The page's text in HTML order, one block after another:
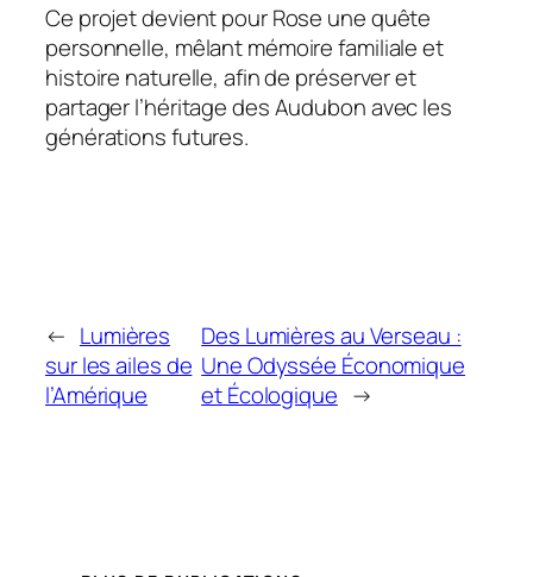
Ce projet devient pour Rose une quête
personnelle, mêlant mémoire familiale et
histoire naturelle, afin de préserver et
partager l’héritage des Audubon avec les
générations futures.
← Lumières
sur les ailes de
l’Amérique
Des Lumières au Verseau :
Une Odyssée Économique
et Écologique →